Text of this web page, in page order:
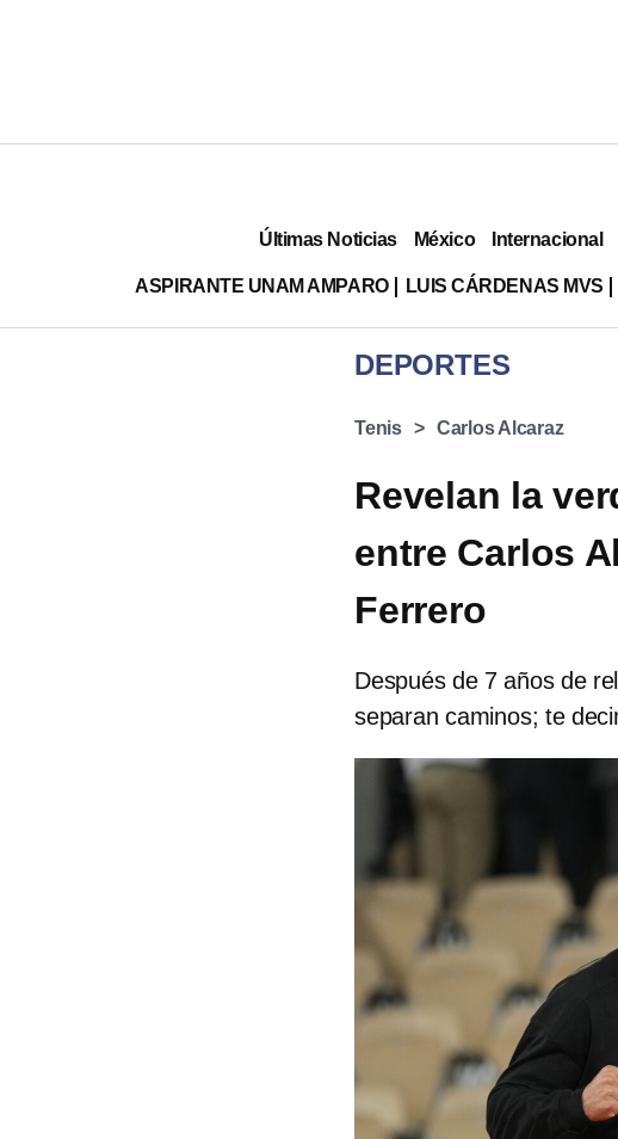
Últimas Noticias México Internacional
ASPIRANTE UNAM AMPARO LUIS CÁRDENAS MVS
DEPORTES
Tenis Carlos Alcaraz
Revelan la
entre Carlos
Ferrero
Después de 7 años de
separan caminos; te